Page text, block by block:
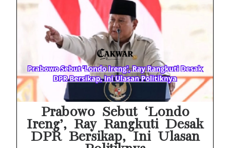
HP Huawei Cepat Panas? Ini Penyebab Utama dan Cara Mengatasinya
HP Realme Kena Air Tidak Bisa Dicas? Jangan Langsung Charge, Ini Solusinya
Eks Jampidsus Febrie Adriansyah Tersangka Korupsi Asabri Tapi Masih Terima Gaji: Mengapa Begitu?
Prabowo Sebut ‘Londo
Ireng’, Ray Rangkuti Desak
DPR Bersikap, Ini Ulasan